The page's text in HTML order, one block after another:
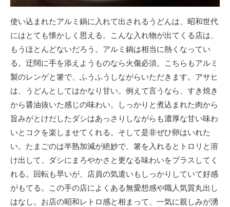
使い込まれたアルミ鍋に入れて出されるうどんは、昭和世代
にはとても懐かしく思える。こんな入れ物が出てくる店は、
もうほとんどないだろう。アルミ鍋は相当に熱くなってい
る。迂闊に手を添えようものなら火傷必須。こちらもアルミ
製のレンゲと箸で、ふうふうしながらいただきます。アサヒ
は、うどんとしてはかなり甘い。例えて言うなら、すき焼き
から醤油抜いた感じの味わい。しっかりと煮込まれた肉から
旨みがとけだしたダシはあっさりしながらも濃厚な甘い味わ
いとコクを楽しませてくれる。そして是非ぜひ卵はいれた
い。たまごのは半熟加減が絶妙で、箸を入れるとトロリと溶
け出して、ダシにまろやかさと更なる味わいをプラスしてく
れる。回転も早いが、店員の気遣いもしっかりしていて好感
がもてる。この手の店によくある無愛想感や職人気質丸出し
はなし。お店の昭和レトロ感と相まって、一気に親しみが湧